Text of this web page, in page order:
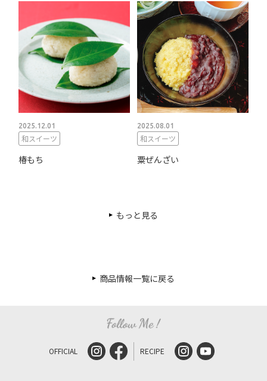
2025.12.01
和スイーツ
椿もち
2025.08.01
和スイーツ
粟ぜんざい
もっと見る
商品情報一覧に戻る
OFFICIAL RECIPE